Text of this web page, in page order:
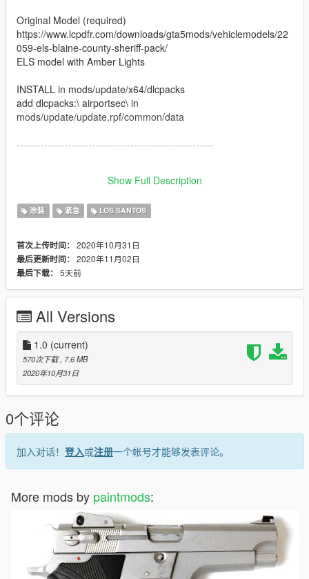
Original Model (required)
https://www.lcpdfr.com/downloads/gta5mods/vehiclemodels/22
059-els-blaine-county-sheriff-pack/
ELS model with Amber Lights
INSTALL in mods/update/x64/dlcpacks
add dlcpacks:\ airportsec\ in
mods/update/update.rpf/common/data
---------------------------------------------------------
Show Full Description
涂装 紧急 LOS SANTOS
首次上传时间： 2020年10月31日
最后更新时间： 2020年11月02日
最后下载： 5天前
All Versions
1.0 (current)
570次下载 , 7.6 MB
2020年10月31日
0个评论
加入对话！ 登入或注册一个帐号才能够发表评论。
More mods by paintmods: